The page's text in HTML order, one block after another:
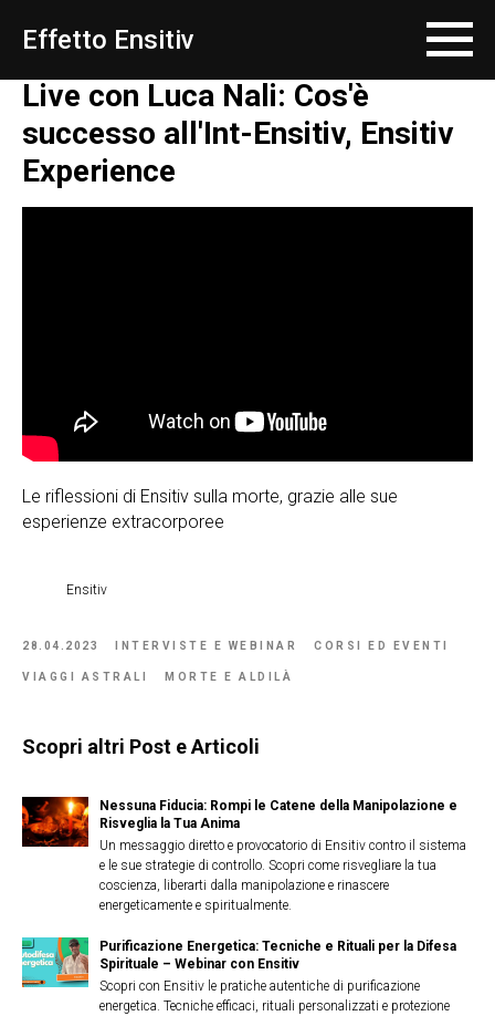
Effetto Ensitiv
Live con Luca Nali: Cos'è
successo all'Int-Ensitiv, Ensitiv
Experience
Le riflessioni di Ensitiv sulla morte, grazie alle sue
esperienze extracorporee
Ensitiv
28.04.2023 INTERVISTE E WEBINAR CORSI ED EVENTI
VIAGGI ASTRALI MORTE E ALDILÀ
Scopri altri Post e Articoli
Nessuna Fiducia: Rompi le Catene della Manipolazione e
Risveglia la Tua Anima
Un messaggio diretto e provocatorio di Ensitiv contro il sistema
e le sue strategie di controllo. Scopri come risvegliare la tua
coscienza, liberarti dalla manipolazione e rinascere
energeticamente e spiritualmente.
Purificazione Energetica: Tecniche e Rituali per la Difesa
Spirituale – Webinar con Ensitiv
Scopri con Ensitiv le pratiche autentiche di purificazione
energetica. Tecniche efficaci, rituali personalizzati e protezione